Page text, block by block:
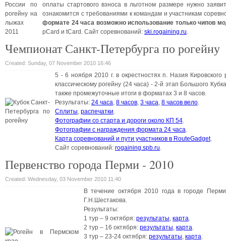
оплаты стартового взноса в льготном размере нужно
ознакомится с требованиями к командам и участникам
формате 24 часа возможно использование только чипов
pCard и tCard. Cайт соревнований: ski.rogaining.ru
Чемпионат Санкт-Петербурга по рогейну
Created: Sunday, 07 November 2010 16:46
5 - 6 ноября 2010 г. в окрестностях п. Назия
классическому рогейну (24 часа) - 2-й этап Большого
также промежуточные итоги в форматах 3 и 8 часов.
Результаты: 24 часа 8 часов 3 часа 8 часов вело
Сплиты распечатки
Фотографии со старта и дороги около КП 54
Фотографии с награждения формата 24 часа
Карта соревнований и пути участников в RouteGadget.
Сайт соревнований: rogaining.spb.ru
Первенство города Перми - 2010
Created: Wednesday, 03 November 2010 11:40
В течение октября 2010 года в городе
Г.Н.Шестакова.
Результаты:
1 тур – 9 октября: результаты карта
2 тур – 16 октября: результаты карта
3 тур – 23-24 октября: результаты карта